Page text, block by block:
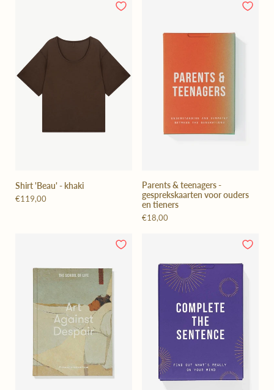
Shirt 'Beau' - khaki
€119,00
Parents & teenagers -
gesprekskaarten voor ouders
en tieners
€18,00